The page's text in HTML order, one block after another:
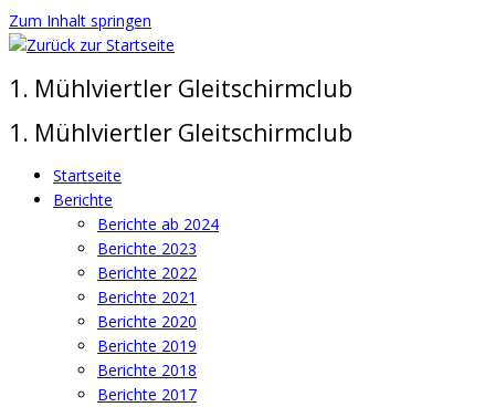
Zum Inhalt springen
1. Mühlviertler Gleitschirmclub
1. Mühlviertler Gleitschirmclub
Startseite
Berichte
Berichte ab 2024
Berichte 2023
Berichte 2022
Berichte 2021
Berichte 2020
Berichte 2019
Berichte 2018
Berichte 2017